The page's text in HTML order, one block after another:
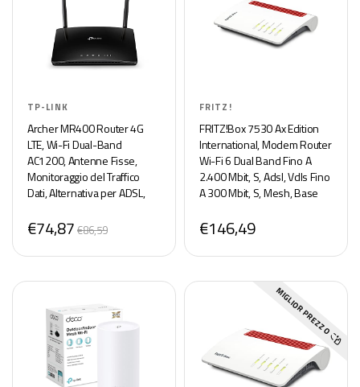
TP-LINK
Archer MR400 Router 4G
LTE, Wi-Fi Dual-Band
AC1200, Antenne Fisse,
Monitoraggio del Traffico
Dati, Alternativa per ADSL,
in Italia tra Cui ILIAD, Ho
Mobile, KENA
€74,87 €86,59
FRITZ!
FRITZ!Box 7530 Ax Edition
International, Modem Router
Wi-Fi 6 Dual Band Fino A
2.400 Mbit, S, Adsl, Vdls Fino
A 300 Mbit, S, Mesh, Base
Interfaccia In Italiano, Bianco
€146,49
MIGLIOR PREZZO